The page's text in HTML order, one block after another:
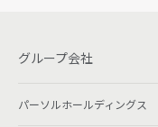
グループ会社
パーソルホールディングス